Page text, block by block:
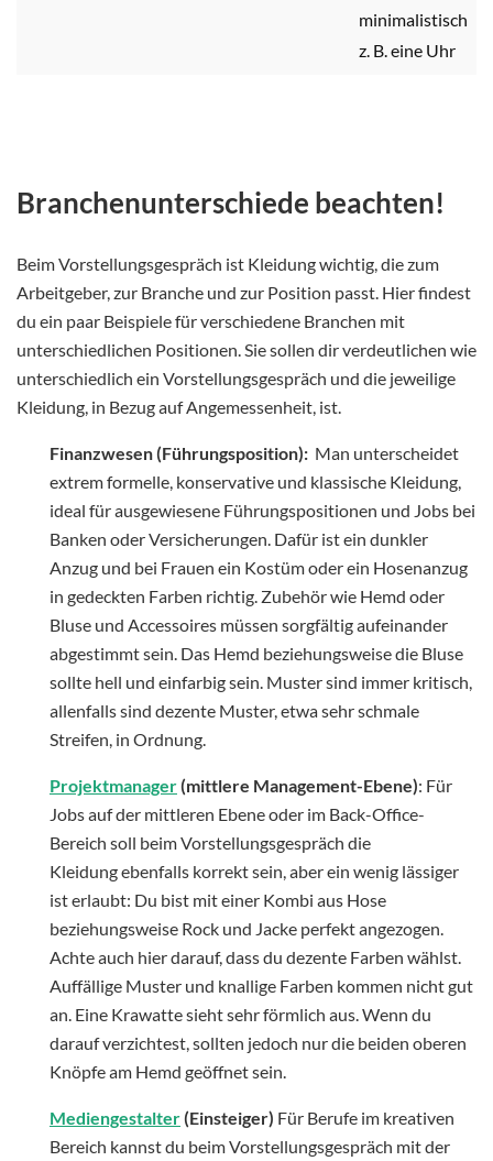
minimalistisch
z. B. eine Uhr
Branchenunterschiede beachten!
Beim Vorstellungsgespräch ist Kleidung wichtig, die zum
Arbeitgeber, zur Branche und zur Position passt. Hier findest
du ein paar Beispiele für verschiedene Branchen mit
unterschiedlichen Positionen. Sie sollen dir verdeutlichen wie
unterschiedlich ein Vorstellungsgespräch und die jeweilige
Kleidung, in Bezug auf Angemessenheit, ist.
Finanzwesen (Führungsposition): Man unterscheidet
extrem formelle, konservative und klassische Kleidung,
ideal für ausgewiesene Führungspositionen und Jobs bei
Banken oder Versicherungen. Dafür ist ein dunkler
Anzug und bei Frauen ein Kostüm oder ein Hosenanzug
in gedeckten Farben richtig. Zubehör wie Hemd oder
Bluse und Accessoires müssen sorgfältig aufeinander
abgestimmt sein. Das Hemd beziehungsweise die Bluse
sollte hell und einfarbig sein. Muster sind immer kritisch,
allenfalls sind dezente Muster, etwa sehr schmale
Streifen, in Ordnung.
Projektmanager(mittlere Management-Ebene): Für
Jobs auf der mittleren Ebene oder im Back-Office-
Bereich soll beim Vorstellungsgespräch die
Kleidung ebenfalls korrekt sein, aber ein wenig lässiger
ist erlaubt: Du bist mit einer Kombi aus Hose
beziehungsweise Rock und Jacke perfekt angezogen.
Achte auch hier darauf, dass du dezente Farben wählst.
Auffällige Muster und knallige Farben kommen nicht gut
an. Eine Krawatte sieht sehr förmlich aus. Wenn du
darauf verzichtest, sollten jedoch nur die beiden oberen
Knöpfe am Hemd geöffnet sein.
Mediengestalter(Einsteiger) Für Berufe im kreativen
Bereich kannst du beim Vorstellungsgespräch mit der